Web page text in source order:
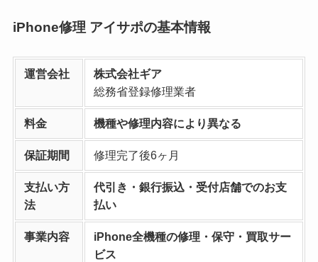
iPhone修理 アイサポの基本情報
運営会社
株式会社ギア
総務省登録修理業者
料金 機種や修理内容により異なる
保証期間 修理完了後6ヶ月
支払い方
法
代引き・銀行振込・受付店舗でのお支
払い
事業内容
iPhone全機種の修理・保守・買取サー
ビス